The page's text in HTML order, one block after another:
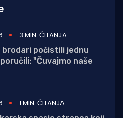
3 MIN. ČITANJA
brodari počistili jednu
"Čuvajmo naše
1 MIN. ČITANJA